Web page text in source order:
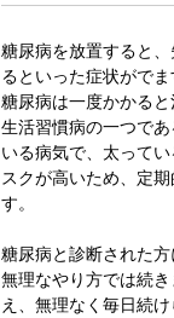
糖尿病を放置すると
るといった症状がでま
糖尿病は一度かかると
生活習慣病の一つで
いる病気で、太って
スクが高いため、定
す。
糖尿病と診断された方
無理なやり方では続
え、無理なく毎日続